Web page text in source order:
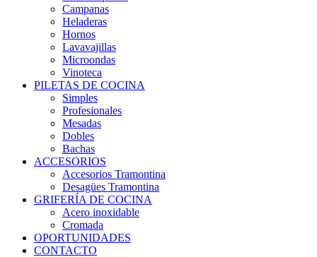
Campanas
Heladeras
Hornos
Lavavajillas
Microondas
Vinoteca
PILETAS DE COCINA
Simples
Profesionales
Mesadas
Dobles
Bachas
ACCESORIOS
Accesorios Tramontina
Desagües Tramontina
GRIFERÍA DE COCINA
Acero inoxidable
Cromada
OPORTUNIDADES
CONTACTO